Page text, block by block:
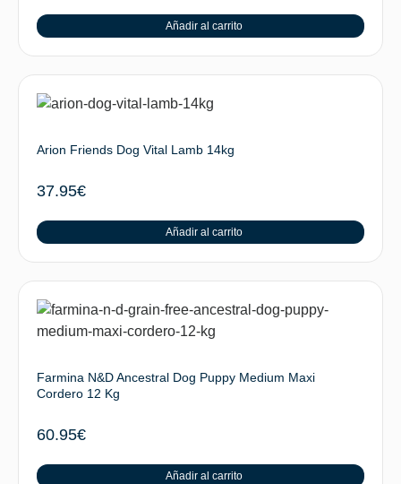
Añadir al carrito
Arion Friends Dog Vital Lamb 14kg
37.95€
Añadir al carrito
Farmina N&D Ancestral Dog Puppy Medium Maxi
Cordero 12 Kg
60.95€
Añadir al carrito